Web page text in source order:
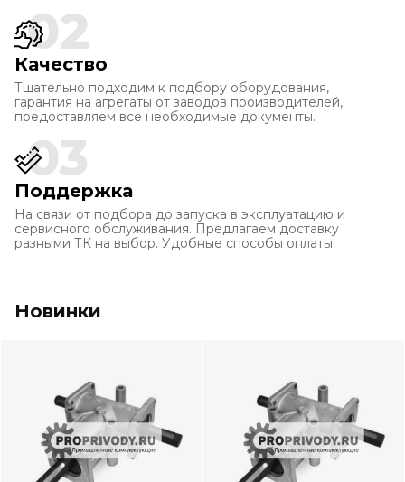
02
Качество
Тщательно подходим к подбору оборудования,
гарантия на агрегаты от заводов производителей,
предоставляем все необходимые документы.
03
Поддержка
На связи от подбора до запуска в эксплуатацию и
сервисного обслуживания. Предлагаем доставку
разными ТК на выбор. Удобные способы оплаты.
Новинки